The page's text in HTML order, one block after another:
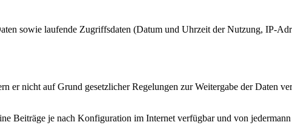
sowie laufende Zugriffsdaten (Datum und Uhrzeit der Nutzung, IP-
er nicht auf Grund gesetzlicher Regelungen zur Weitergabe der Daten
Beiträge je nach Konfiguration im Internet verfügbar und von